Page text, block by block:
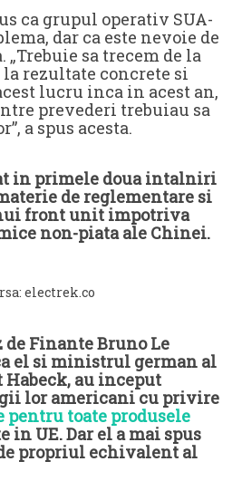
ca grupul operativ SUA-
dar ca este nevoie de
sa trecem de la
rezultate concrete si
lucru inca in acest an,
prevederi trebuiau sa
a spus acesta.
in primele doua intalniri
de reglementare si
front unit impotriva
non-piata ale Chinei.
electrek.co
Finante Bruno Le
el si ministrul german al
Habeck, au inceput
lor americani cu privire
pentru toate produsele
in UE. Dar el a mai spus
propriul echivalent al